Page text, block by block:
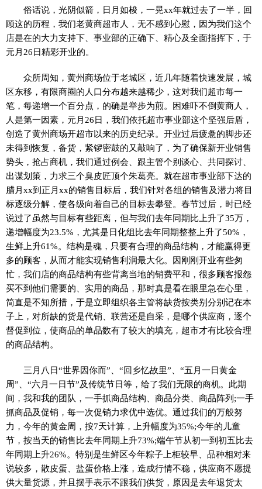
俗话说，光阴似箭，日月如梭，一晃xx年就过去了一半，回
顾这的历程，我们老黄商超市人，无不感到心慰，因为我们这个
店是在的大力支持下、事业部的正确下、精心及全面指挥下，于
元月26日精彩开业的。
众所周知，黄州商场位于老城区，近几年随着快速发展，城
区东移，有限商圈的人口分布越来越稀少，这对我们超市每一
笔，每递增一个百分点，的确是举步为煎。困难吓不倒黄商人，
人是第一因素，元月26日，我们依托超市事业部这个坚强后盾，
创造了黄州商场开超市以来的历史纪录。开业过后疲惫的脚步还
未得到恢复，备货，紧锣密鼓的又敲响了，为了确保新开业销售
势头，抢占商机，我们通过例会、跟主管个别谈心、共同探讨、
出谋划策，力求三个臭皮匠顶个朱葛亮。就在超市事业部下达的
腊月xx到正月xx的销售目标后，我们针对各组的销售及潜力将目
标逐级分解，使各级向着自己的目标去攀登。春节过后，时已经
说过了虽然与目标有些距离，但与我们去年同期比上升了35万，
递增幅度为23.5%，尤其是日化组比去年同期整整上升了50%，
生鲜上升61%。结构是魂，只要有合理的商品结构，才能赢得更
多的顾客，从而才能实现销售利润最大化。因刚刚开业有些匆
忙，我们店的商品结构有些背离当地的销费平和，很多顾客报怨
买不到他们需要的、实用的商品，那时真是看在眼里急在心里，
简直是不知所措，于是立即组织各主管将缺货按类别分别记在本
子上，对所缺的货是代销、联营还是自采，是哪个供应商，逐个
督促到位，使商品的单品数有了较大的填充，超市才有比较合理
的商品结构。
三月八日“世界因你而”、“回乡忆故里”、“五月一日黄金
周”、“六月一日节”及传统节日等，给了我们无限的商机。此期
间，我和我的团队，一手抓商品结构、商品分类、商品阵列;一手
抓商品及促销，每一次促销力求优中选优。通过我们的万般努
力，今年的黄金周，按7天计算，上升幅度为35%;今年的儿童
节，按当天的销售比去年同期上升73%;端午节从初一到初五比去
年同期上升26%。特别是生鲜区今年粽子上柜较早、品种相对来
说较多，散皮蛋、盐蛋价格上涨，造成行情不稳，供应商不愿提
供大量货源，并且摆手表示不跟我们供货，原因是去年退货太